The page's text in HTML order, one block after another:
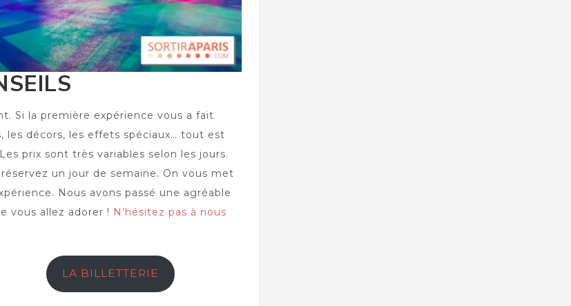
Si la première expérience vous a fait
les décors, les effets spéciaux… tout est
prix sont très variables selon les jours.
un jour de semaine. On vous met
Nous avons passé une agréable
vous allez adorer ! N’hésitez pas à nous
LA BILLETTERIE